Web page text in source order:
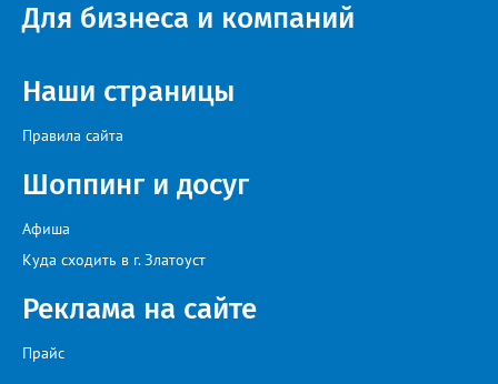
Для бизнеса и компаний
Наши страницы
Правила сайта
Шоппинг и досуг
Афиша
Куда сходить в г. Златоуст
Реклама на сайте
Прайс